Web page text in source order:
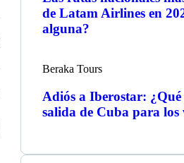
de Latam Airlines en
alguna?
Beraka Tours
Adiós a Iberostar: ¿Qué
salida de Cuba para los